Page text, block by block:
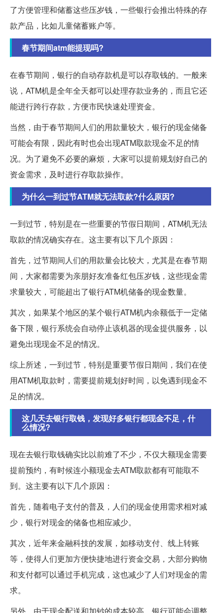
了方便管理和储蓄这些压岁钱，一些银行会推出特殊的存
款产品，比如儿童储蓄账户等。
春节期间atm能提现吗?
在春节期间，银行的自动存款机是可以存取钱的。一般来
说，ATM机是全年全天都可以处理存款业务的，而且它还
能进行跨行存款，方便市民快速处理资金。
当然，由于春节期间人们的用款量较大，银行的现金储备
可能会有限，因此有时也会出现ATM取款现金不足的情
况。为了避免不必要的麻烦，大家可以提前规划好自己的
资金需求，及时进行存取款操作。
为什么一到过节ATM就无法取款?什么原因?
一到过节，特别是在一些重要的节假日期间，ATM机无法
取款的情况确实存在。这主要有以下几个原因：
首先，过节期间人们的用款量会比较大，尤其是在春节期
间，大家都需要为亲朋好友准备红包压岁钱，这些现金需
求量较大，可能超出了银行ATM机储备的现金数量。
其次，如果某个地区的某个银行ATM机内余额低于一定储
备下限，银行系统会自动停止该机器的现金提供服务，以
避免出现现金不足的情况。
综上所述，一到过节，特别是重要节假日期间，我们在使
用ATM机取款时，需要提前规划好时间，以免遇到现金不
足的情况。
这几天去银行取钱，发现好多银行都现金不足，什
么情况?
现在去银行取钱确实比以前难了不少，不仅大额现金需要
提前预约，有时候连小额现金去ATM取款都有可能取不
到。这主要有以下几个原因：
首先，随着电子支付的普及，人们的现金使用需求相对减
少，银行对现金的储备也相应减少。
其次，近年来金融科技的发展，如移动支付、线上转账
等，使得人们更加方便快捷地进行资金交易，大部分购物
和支付都可以通过手机完成，这也减少了人们对现金的需
求。